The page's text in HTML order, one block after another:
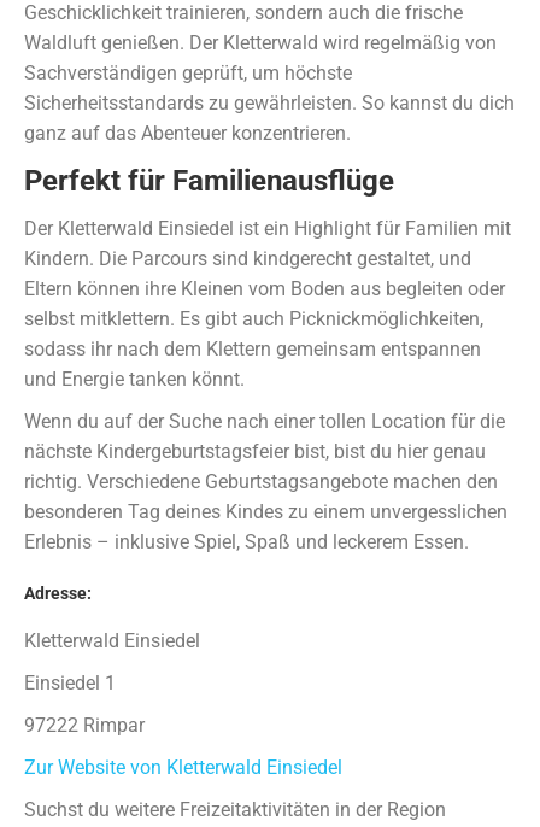
Geschicklichkeit trainieren, sondern auch die frische
Waldluft genießen. Der Kletterwald wird regelmäßig von
Sachverständigen geprüft, um höchste
Sicherheitsstandards zu gewährleisten. So kannst du dich
ganz auf das Abenteuer konzentrieren.
Perfekt für Familienausflüge
Der Kletterwald Einsiedel ist ein Highlight für Familien mit
Kindern. Die Parcours sind kindgerecht gestaltet, und
Eltern können ihre Kleinen vom Boden aus begleiten oder
selbst mitklettern. Es gibt auch Picknickmöglichkeiten,
sodass ihr nach dem Klettern gemeinsam entspannen
und Energie tanken könnt.
Wenn du auf der Suche nach einer tollen Location für die
nächste Kindergeburtstagsfeier bist, bist du hier genau
richtig. Verschiedene Geburtstagsangebote machen den
besonderen Tag deines Kindes zu einem unvergesslichen
Erlebnis – inklusive Spiel, Spaß und leckerem Essen.
Adresse:
Kletterwald Einsiedel
Einsiedel 1
97222 Rimpar
Zur Website von Kletterwald Einsiedel
Suchst du weitere Freizeitaktivitäten in der Region